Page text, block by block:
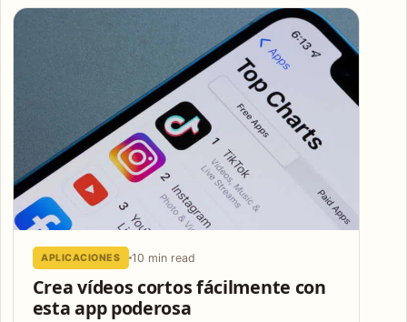
Articles
APLICACIONES 10 min read
Crea vídeos cortos fácilmente con
esta app poderosa